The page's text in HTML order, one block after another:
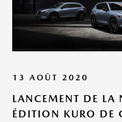
13 AOÛT 2020
LANCEMENT DE LA
ÉDITION KURO DE